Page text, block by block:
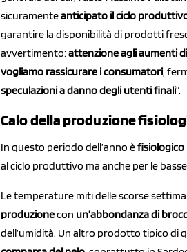
sicuramenteanticipato il ciclo
garantire la disponibilità di prodotti
avvertimento:attenzione agli aumenti
vogliamo rassicurare i consumatori ,
speculazioni a danno degli utenti finali”.
Calo della produzione
In questo periodo dell’anno èfisiologico
al ciclo produttivo ma anche per le
Le temperature miti delle scorse
produzionecon un’abbondanza di
dell’umidità. Un altro prodotto tipico di